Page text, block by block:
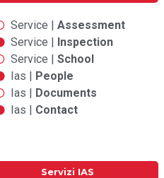
Service |Assessment
Service | Inspection
Service |School
Ias | People
Ias | Documents
Ias | Contact
Servizi IAS